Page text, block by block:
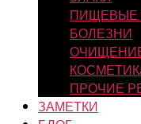
ПИЩЕВЫЕ
БОЛЕЗНИ
ПРОЧИЕ
ЗАМЕТКИ